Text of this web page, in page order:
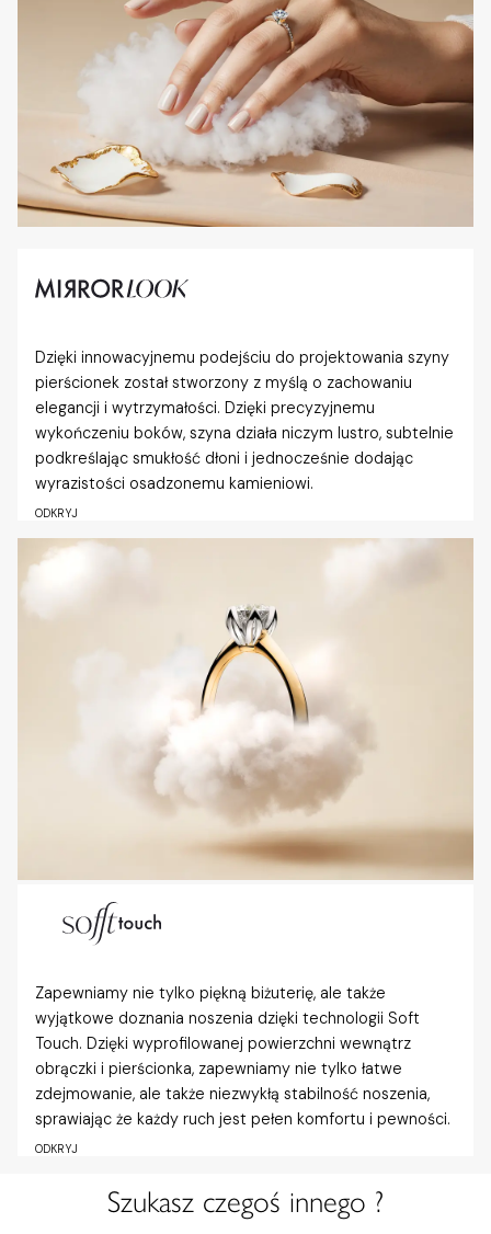
Dzięki innowacyjnemu podejściu do projektowania szyny
pierścionek został stworzony z myślą o zachowaniu
elegancji i wytrzymałości. Dzięki precyzyjnemu
wykończeniu boków, szyna działa niczym lustro, subtelnie
podkreślając smukłość dłoni i jednocześnie dodając
wyrazistości osadzonemu kamieniowi.
ODKRYJ
Zapewniamy nie tylko piękną biżuterię, ale także
wyjątkowe doznania noszenia dzięki technologii Soft
Touch. Dzięki wyprofilowanej powierzchni wewnątrz
obrączki i pierścionka, zapewniamy nie tylko łatwe
zdejmowanie, ale także niezwykłą stabilność noszenia,
sprawiając że każdy ruch jest pełen komfortu i pewności.
ODKRYJ
Szukasz czegoś innego ?